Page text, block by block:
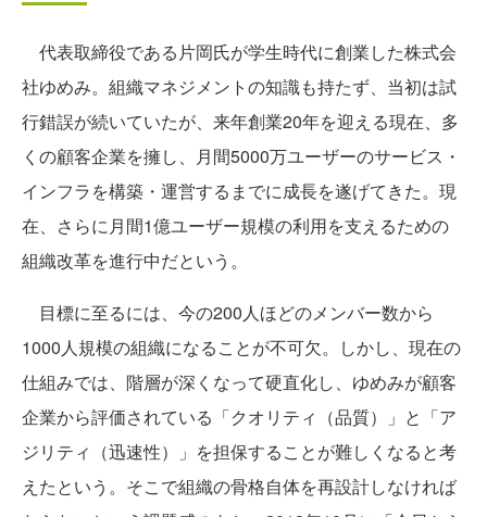
代表取締役である片岡氏が学生時代に創業した株式会
社ゆめみ。組織マネジメントの知識も持たず、当初は試
行錯誤が続いていたが、来年創業20年を迎える現在、多
くの顧客企業を擁し、月間5000万ユーザーのサービス・
インフラを構築・運営するまでに成長を遂げてきた。現
在、さらに月間1億ユーザー規模の利用を支えるための
組織改革を進行中だという。
目標に至るには、今の200人ほどのメンバー数から
1000人規模の組織になることが不可欠。しかし、現在の
仕組みでは、階層が深くなって硬直化し、ゆめみが顧客
企業から評価されている「クオリティ（品質）」と「ア
ジリティ（迅速性）」を担保することが難しくなると考
えたという。そこで組織の骨格自体を再設計しなければ